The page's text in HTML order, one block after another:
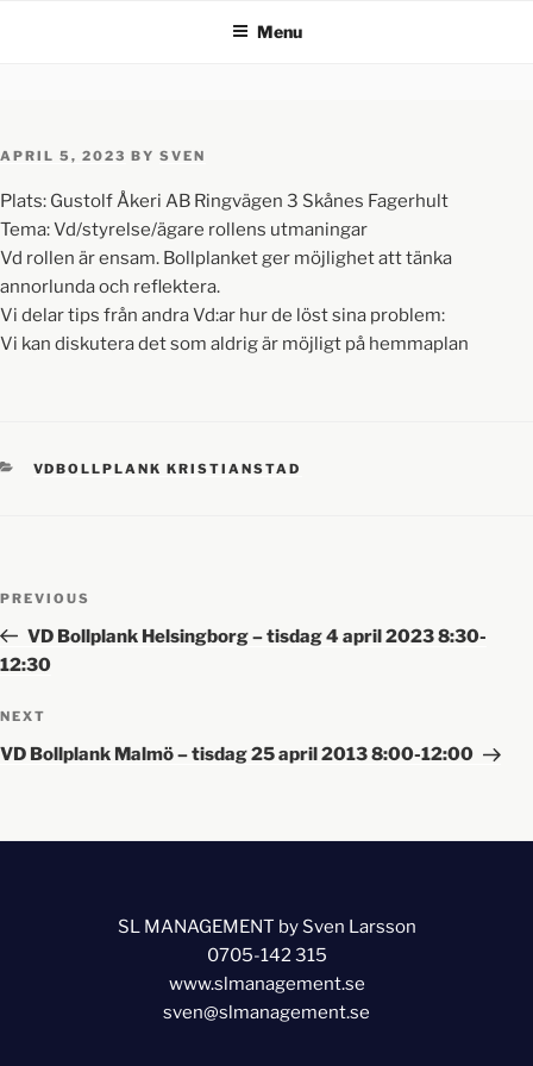
Menu
APRIL 5, 2023 BY SVEN
Plats: Gustolf Åkeri AB Ringvägen 3 Skånes Fagerhult
Tema: Vd/styrelse/ägare rollens utmaningar
Vd rollen är ensam. Bollplanket ger möjlighet att tänka
annorlunda och reflektera.
Vi delar tips från andra Vd:ar hur de löst sina problem:
Vi kan diskutera det som aldrig är möjligt på hemmaplan
VDBOLLPLANK KRISTIANSTAD
PREVIOUS
VD Bollplank Helsingborg – tisdag 4 april 2023 8:30-
12:30
NEXT
VD Bollplank Malmö – tisdag 25 april 2013 8:00-12:00
SL MANAGEMENT by Sven Larsson
0705-142 315
www.slmanagement.se
sven@slmanagement.se